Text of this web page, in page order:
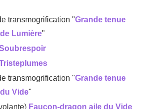
transmogrification "Grande tenue
Lumière"
transmogrification "Grande tenue
Vide"
Faucon-dragon aile du Vide